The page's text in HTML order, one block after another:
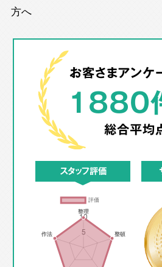
方へ
お客さまアンケ
1880
総合平均
スタッフ評価